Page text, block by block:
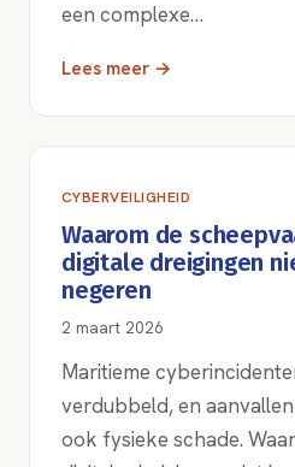
een complexe…
Lees meer →
CYBERVEILIGHEID
Waarom de
digitale dreigingen
negeren
2 maart 2026
Maritieme
verdubbeld, en
ook fysieke schade.